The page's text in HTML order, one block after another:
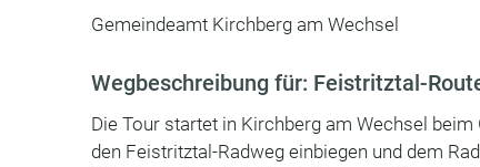
Gemeindeamt Kirchberg am Wechsel
Wegbeschreibung für: Feistritztal-
Die Tour startet in Kirchberg am Wechsel
den Feistritztal-Radweg einbiegen und dem